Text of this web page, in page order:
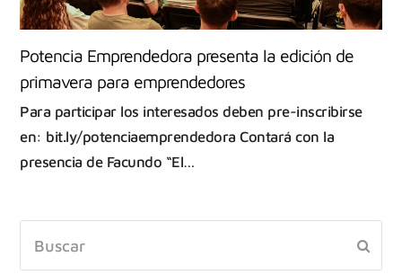
Potencia Emprendedora presenta la edición de
primavera para emprendedores
Para participar los interesados deben pre-inscribirse
en: bit.ly/potenciaemprendedora Contará con la
presencia de Facundo “El…